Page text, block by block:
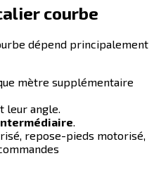
courbe
dépend principalement
mètre supplémentaire
leur angle.
.
repose-pieds motorisé,